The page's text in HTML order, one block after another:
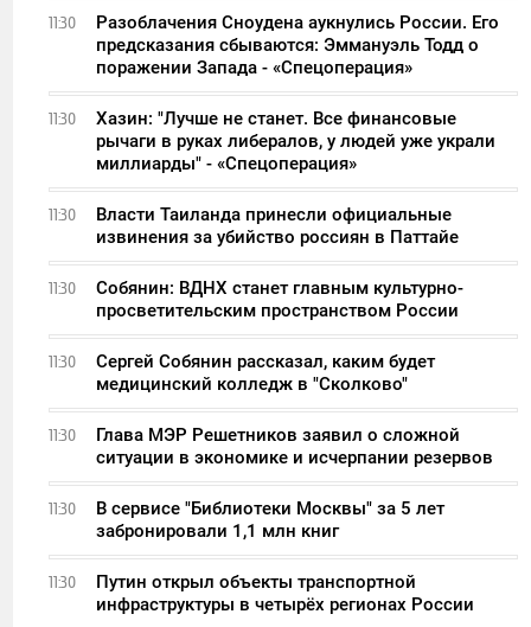
11:30
Разоблачения Сноудена аукнулись России. Его
предсказания сбываются: Эммануэль Тодд о
поражении Запада - «Спецоперация»
11:30
Хазин: "Лучше не станет. Все финансовые
рычаги в руках либералов, у людей уже украли
миллиарды" - «Спецоперация»
11:30
Власти Таиланда принесли официальные
извинения за убийство россиян в Паттайе
11:30
Собянин: ВДНХ станет главным культурно-
просветительским пространством России
11:30
Сергей Собянин рассказал, каким будет
медицинский колледж в "Сколково"
11:30
Глава МЭР Решетников заявил о сложной
ситуации в экономике и исчерпании резервов
11:30
В сервисе "Библиотеки Москвы" за 5 лет
забронировали 1,1 млн книг
11:30
Путин открыл объекты транспортной
инфраструктуры в четырёх регионах России